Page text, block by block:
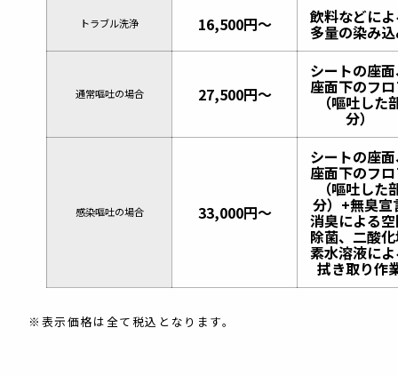
トラブル洗浄 16,500円〜 飲料などに
多量の染み
通常嘔吐の場合 27,500円〜
シートの座
座面下のフ
（嘔吐した
分）
感染嘔吐の場合 33,000円〜
シートの座
座面下のフ
（嘔吐した
分）+無臭宣
消臭による
除菌、二酸
素水溶液に
拭き取り作
表示価格は全て税込となります。